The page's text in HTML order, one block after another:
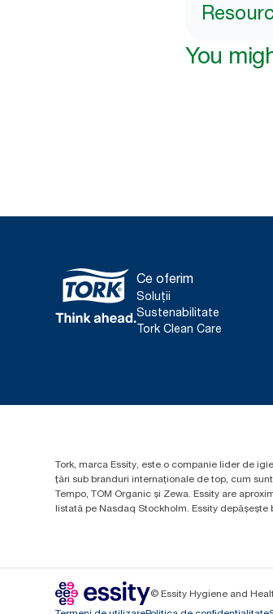
You
Ce oferim
Soluții
Sustenabilitate
Tork Clean Care
Tork, marca Essity, este o companie lider de
țări sub branduri internaționale de top, cum
Tempo, TOM Organic și Zewa. Essity are
listată pe Nasdaq Stockholm. Essity
© Essity Hygiene and